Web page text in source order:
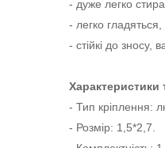
- дуже легко
- легко гладяться,
- стійкі до зносу,
Характеристики
- Тип кріплення:
- Розмір: 1,5*2,7.